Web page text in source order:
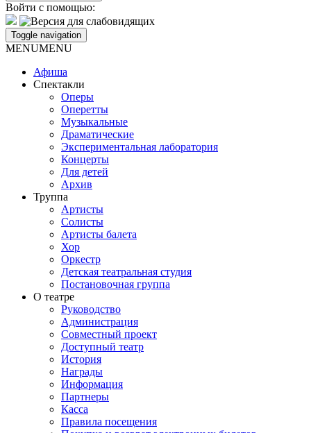
Войти с помощью:
Toggle navigation
MENUMENU
Афиша
Спектакли
Оперы
Оперетты
Музыкальные
Драматические
Экспериментальная лаборатория
Концерты
Для детей
Архив
Труппа
Артисты
Солисты
Артисты балета
Хор
Оркестр
Детская театральная студия
Постановочная группа
О театре
Руководство
Администрация
Совместный проект
Доступный театр
История
Награды
Информация
Партнеры
Касса
Правила посещения